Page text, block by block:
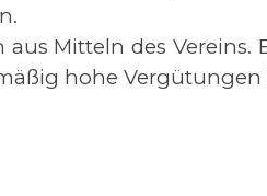
Mitteln des Vereins.
hohe